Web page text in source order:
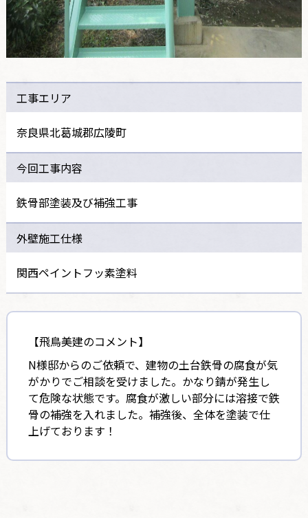
工事エリア
奈良県北葛城郡広陵町
今回工事内容
鉄骨部塗装及び補強工事
外壁施工仕様
関西ペイントフッ素塗料
【飛鳥美建のコメント】
N様邸からのご依頼で、建物の土台鉄骨の腐食が気
がかりでご相談を受けました。かなり錆が発生し
て危険な状態です。腐食が激しい部分には溶接で鉄
骨の補強を入れました。補強後、全体を塗装で仕
上げております！